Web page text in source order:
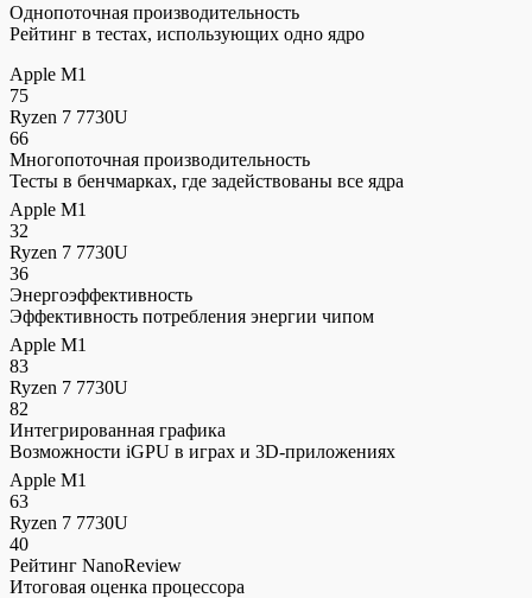
Однопоточная производительность
Рейтинг в тестах, использующих одно ядро
Apple M1
75
Ryzen 7 7730U
66
Многопоточная производительность
Тесты в бенчмарках, где задействованы все ядра
Apple M1
32
Ryzen 7 7730U
36
Энергоэффективность
Эффективность потребления энергии чипом
Apple M1
83
Ryzen 7 7730U
82
Интегрированная графика
Возможности iGPU в играх и 3D-приложениях
Apple M1
63
Ryzen 7 7730U
40
Рейтинг NanoReview
Итоговая оценка процессора